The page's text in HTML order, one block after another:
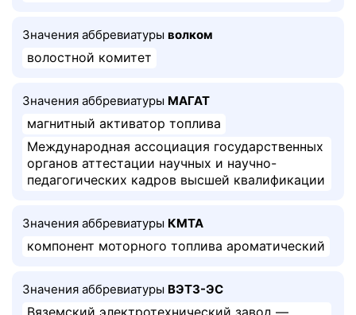
Значения аббревиатуры волком
волостной комитет
Значения аббревиатуры МАГАТ
магнитный активатор топлива
Международная ассоциация государственных
органов аттестации научных и научно-
педагогических кадров высшей квалификации
Значения аббревиатуры КМТА
компонент моторного топлива ароматический
Значения аббревиатуры ВЭТЗ-ЭС
Вяземский электротехнический завод —